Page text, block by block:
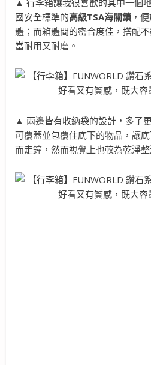
▲ 行李箱讓我很喜歡的其中一個
國安全標準的高級TSA海關鎖 ，
體；而箱體間的密合度佳，搭配
當耐用又耐磨。
▲ 兩邊皆有收納袋的設計，多了
可覆蓋並包覆住底下的物品，讓
而走鐘，然而視覺上也較為乾淨整